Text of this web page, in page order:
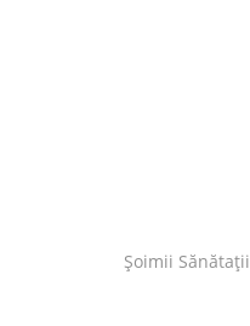
Şoimii Sănătații